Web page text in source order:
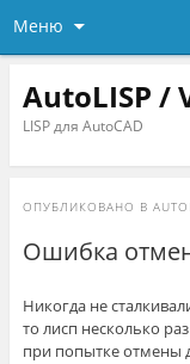
Меню
AutoLISP /
LISP для AutoCAD
ОПУБЛИКОВАНО В
Ошибка
Никогда не
то лисп несколько
при попытке отмены